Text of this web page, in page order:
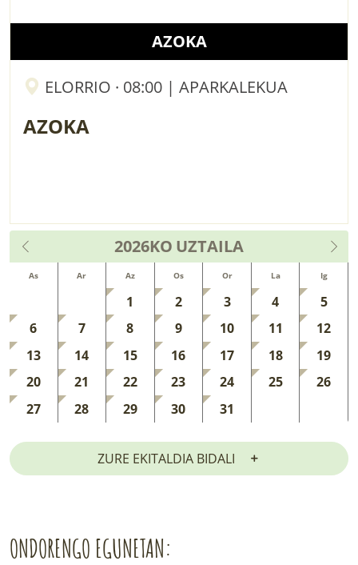
AZOKA
ELORRIO · 08:00 | APARKALEKUA
AZOKA
2026KO UZTAILA
As Ar Az Os Or La Ig
1 2 3 4
5
6
7 8 9 10 11
12
13
14 15 16 17 18
19
20
21 22 23 24 25
26
27
28 29 30 31
ZURE EKITALDIA BIDALI
ONDORENGO EGUNETAN: